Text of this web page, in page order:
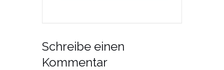
Schreibe einen
Kommentar